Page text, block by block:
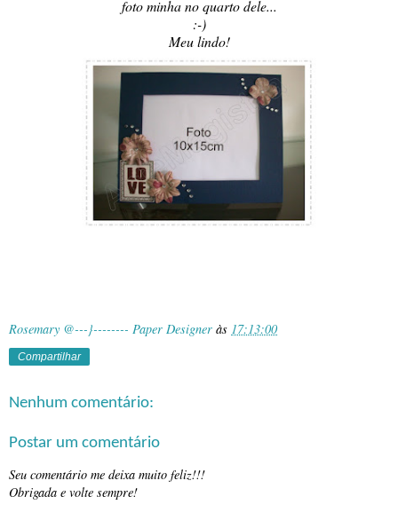
foto minha no quarto dele...
:-)
Meu lindo!
Rosemary @---}-------- Paper Designer às 17:13:00
Compartilhar
Nenhum comentário:
Postar um comentário
Seu comentário me deixa muito feliz!!!
Obrigada e volte sempre!